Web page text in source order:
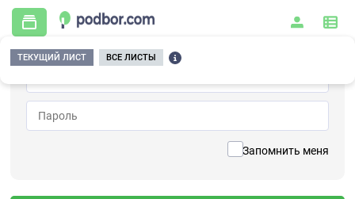
Запомнить меня
ТЕКУЩИЙ ЛИСТ ВСЕ ЛИСТЫ
Главная / Контрольно-измерительные приборы и автоматика / Датчики /
Виброускорения / 1C210TA-10